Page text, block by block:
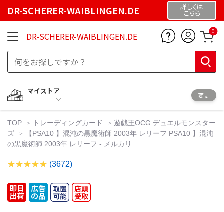
DR-SCHERER-WAIBLINGEN.DE 詳しくは
こちら
DR-SCHERER-WAIBLINGEN.DE 0
マイストア
変更
TOP トレーディングカード
遊戯王OCG デュエルモンスター
ズ
【PSA10 】混沌の黒魔術師 2003年 レリーフ PSA10 】混沌
の黒魔術師 2003年 レリーフ - メルカリ
(3672)